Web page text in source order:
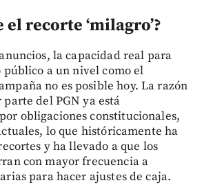
el recorte ‘milagro’?
la capacidad real para
a un nivel como el
no es posible hoy. La razón
parte del PGN ya está
obligaciones constitucionales,
lo que históricamente ha
y ha llevado a que los
con mayor frecuencia a
para hacer ajustes de caja.